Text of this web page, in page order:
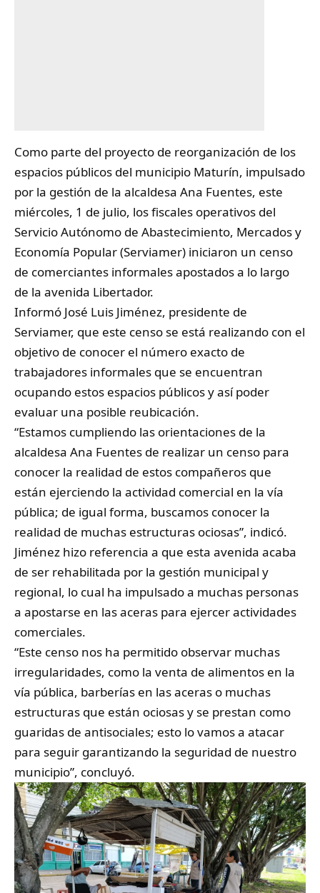
Como parte del proyecto de reorganización de los
espacios públicos del municipio Maturín, impulsado
por la gestión de la alcaldesa Ana Fuentes, este
miércoles, 1 de julio, los fiscales operativos del
Servicio Autónomo de Abastecimiento, Mercados y
Economía Popular (Serviamer) iniciaron un censo
de comerciantes informales apostados a lo largo
de la avenida Libertador.
​Informó José Luis Jiménez, presidente de
Serviamer, que este censo se está realizando con el
objetivo de conocer el número exacto de
trabajadores informales que se encuentran
ocupando estos espacios públicos y así poder
evaluar una posible reubicación.
​“Estamos cumpliendo las orientaciones de la
alcaldesa Ana Fuentes de realizar un censo para
conocer la realidad de estos compañeros que
están ejerciendo la actividad comercial en la vía
pública; de igual forma, buscamos conocer la
realidad de muchas estructuras ociosas”, indicó.
​Jiménez hizo referencia a que esta avenida acaba
de ser rehabilitada por la gestión municipal y
regional, lo cual ha impulsado a muchas personas
a apostarse en las aceras para ejercer actividades
comerciales.
​“Este censo nos ha permitido observar muchas
irregularidades, como la venta de alimentos en la
vía pública, barberías en las aceras o muchas
estructuras que están ociosas y se prestan como
guaridas de antisociales; esto lo vamos a atacar
para seguir garantizando la seguridad de nuestro
municipio”, concluyó.